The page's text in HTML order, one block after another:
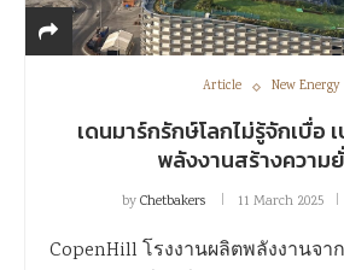
Article New Energy
เดนมาร์กรักษ์โลกไม่รู้จักเบื่อ
พลังงานสร้างความ
byChetbakers 11 March 2025
CopenHill โรงงานผลิตพลังงานจ